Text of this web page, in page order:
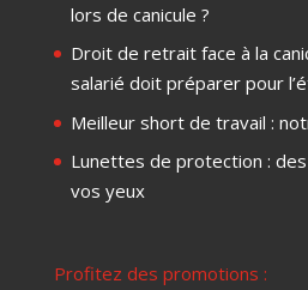
lors de canicule ?
Droit de retrait face à la
salarié doit préparer pour
Meilleur short de travail :
Lunettes de protection :
vos yeux
Profitez des promotions :